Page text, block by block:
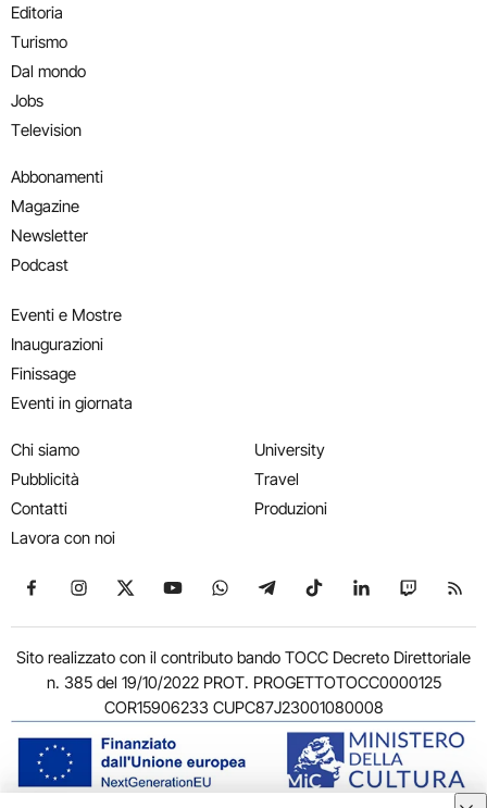
Editoria
Turismo
Dal mondo
Jobs
Television
Abbonamenti
Magazine
Newsletter
Podcast
Eventi e Mostre
Inaugurazioni
Finissage
Eventi in giornata
Chi siamo
Pubblicità
Contatti
Lavora con noi
University
Travel
Produzioni
Seguici su Facebook
Seguici su Instagram
Seguici su X
Seguici su YouTube
Seguici su WhatsApp
Seguici su Telegram
Seguici su TikTok
Seguici su
Seguici
Sito realizzato con il contributo bando TOCC Decreto Direttoriale
n. 385 del 19/10/2022 PROT. PROGETTOTOCC0000125
COR15906233 CUPC87J23001080008